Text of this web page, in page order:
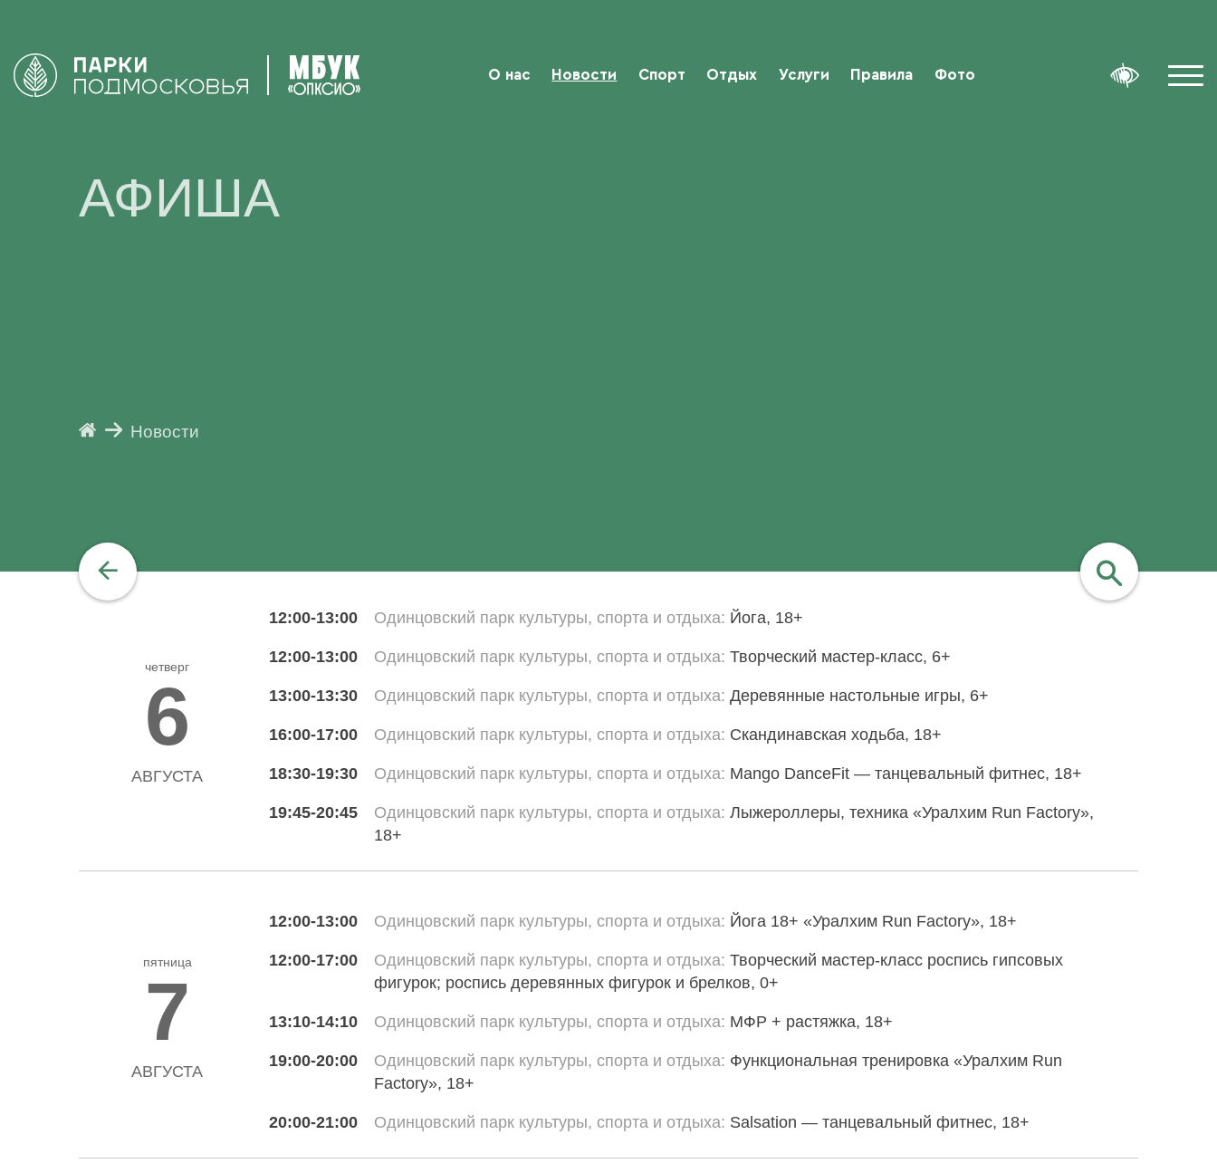
О нас Новости Спорт Отдых Услуги Правила Фото
АФИША
Новости
четверг
6
АВГУСТА
12:00-13:00 Одинцовский парк культуры, спорта и отдыха Йога, 18+
12:00-13:00 Одинцовский парк культуры, спорта и отдыха Творческий мастер-класс, 6+
13:00-13:30 Одинцовский парк культуры, спорта и отдыха Деревянные настольные игры, 6+
16:00-17:00 Одинцовский парк культуры, спорта и отдыха Скандинавская ходьба, 18+
18:30-19:30 Одинцовский парк культуры, спорта и отдыха Mango DanceFit — танцевальный фитнес, 18+
19:45-20:45 Одинцовский парк культуры, спорта и отдыха Лыжероллеры, техника «Уралхим Run Factory»,
18+
пятница
7
АВГУСТА
12:00-13:00 Одинцовский парк культуры, спорта и отдыха Йога 18+ «Уралхим Run Factory», 18+
12:00-17:00 Одинцовский парк культуры, спорта и отдыха Творческий мастер-класс роспись гипсовых
фигурок; роспись деревянных фигурок и брелков, 0+
13:10-14:10 Одинцовский парк культуры, спорта и отдыха МФР + растяжка, 18+
19:00-20:00 Одинцовский парк культуры, спорта и отдыха Функциональная тренировка «Уралхим Run
Factory», 18+
20:00-21:00 Одинцовский парк культуры, спорта и отдыха Salsation — танцевальный фитнес, 18+